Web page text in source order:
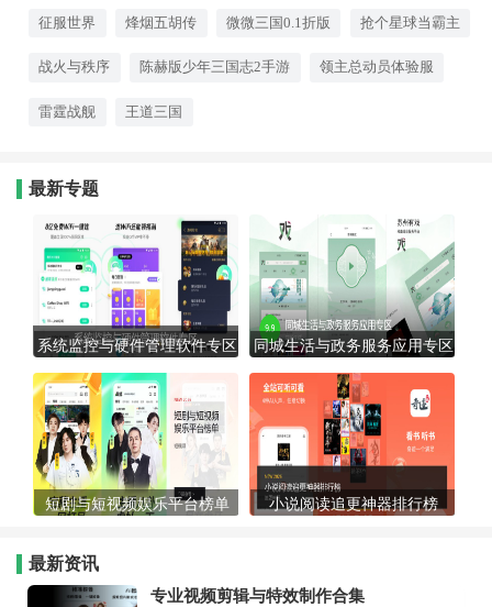
征服世界 烽烟五胡传 微微三国0.1折版 抢个星球当霸主
战火与秩序 陈赫版少年三国志2手游 领主总动员体验服
雷霆战舰 王道三国
最新专题
系统监控与硬件管理软件专区 同城生活与政务服务应用专区
短剧与短视频娱乐平台榜单 小说阅读追更神器排行榜
最新资讯
专业视频剪辑与特效制作合集